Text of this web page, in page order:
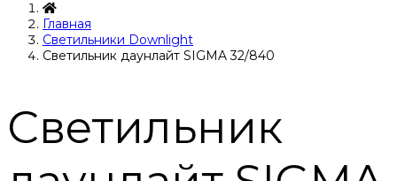
Главная
Светильники Downlight
Светильник даунлайт SIGMA 32/840
Светильник